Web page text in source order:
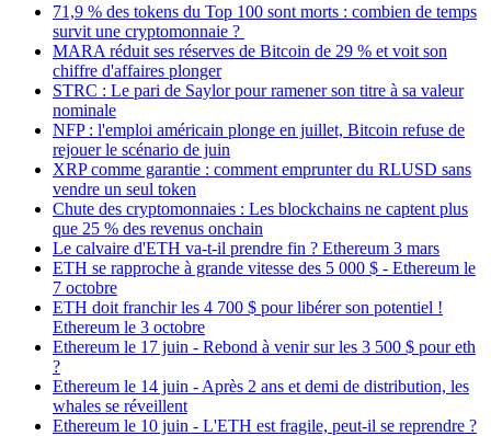
71,9 % des tokens du Top 100 sont morts : combien de temps
survit une cryptomonnaie ?
MARA réduit ses réserves de Bitcoin de 29 % et voit son
chiffre d'affaires plonger
STRC : Le pari de Saylor pour ramener son titre à sa valeur
nominale
NFP : l'emploi américain plonge en juillet, Bitcoin refuse de
rejouer le scénario de juin
XRP comme garantie : comment emprunter du RLUSD sans
vendre un seul token
Chute des cryptomonnaies : Les blockchains ne captent plus
que 25 % des revenus onchain
Le calvaire d'ETH va-t-il prendre fin ? Ethereum 3 mars
ETH se rapproche à grande vitesse des 5 000 $ - Ethereum le
7 octobre
ETH doit franchir les 4 700 $ pour libérer son potentiel !
Ethereum le 3 octobre
Ethereum le 17 juin - Rebond à venir sur les 3 500 $ pour eth
?
Ethereum le 14 juin - Après 2 ans et demi de distribution, les
whales se réveillent
Ethereum le 10 juin - L'ETH est fragile, peut-il se reprendre ?